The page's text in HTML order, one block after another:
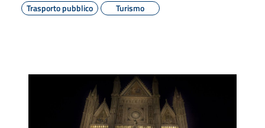
Trasporto pubblico
Turismo